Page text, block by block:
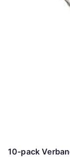
10-pack